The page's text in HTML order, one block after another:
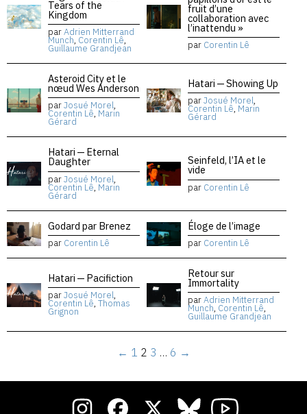
Tears of the
Kingdom
parAdrien Mitterrand
Munch, Corentin Lê,
Guillaume Grandjean
fruit d’une
collaboration avec
l’inattendu »
par Corentin Lê
Asteroid City et le
nœud Wes Anderson
parJosué Morel,
Corentin Lê, Marin
Gérard
Hatari — Showing Up
parJosué Morel,
Corentin Lê, Marin
Gérard
Hatari — Eternal
Daughter
parJosué Morel,
Corentin Lê, Marin
Gérard
Seinfeld, l’IA et le
vide
par Corentin Lê
Godard par Brenez
par Corentin Lê
Éloge de l’image
par Corentin Lê
Hatari — Pacifiction
parJosué Morel,
Corentin Lê, Thomas
Grignon
Retour sur
Immortality
parAdrien Mitterrand
Munch, Corentin Lê,
Guillaume Grandjean
← 1 2 3 … 6 →